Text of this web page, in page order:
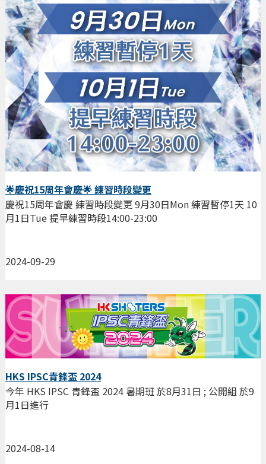
🌟慶祝15周年會慶🌟 練習時段變更
2024-09-29
慶祝15周年會慶 練習時段變更 9月30日Mon 練習暫停1天 10
月1日Tue 提早練習時段14:00-23:00
HKS IPSC青鋒盃 2024
2024-08-14
今年 HKS IPSC 青鋒盃 2024 暑期班 於8月31日 ; 公開組 於9
月1日進行